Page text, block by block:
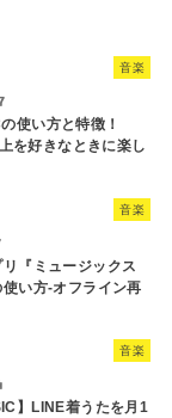
音楽
使い方と特徴！
を好きなときに楽し
音楽
『ミュージックス
使い方-オフライン再
音楽
】LINE着うたを月1